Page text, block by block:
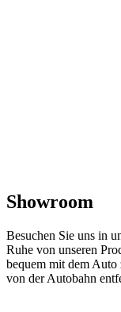
Showroom
Besuchen Sie uns in
Ruhe von unseren
bequem mit dem
von der Autobahn